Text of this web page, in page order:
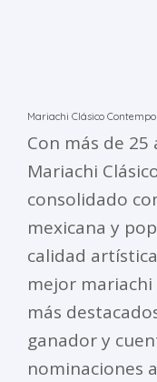
Mariachi Clásico
Con más de
Mariachi
consolidado
mexicana y
calidad
mejor
más
ganador y
nominaciones